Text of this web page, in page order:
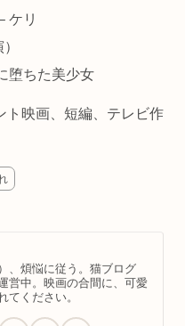
ケリ
堕ちた美少女
ト映画、短編、テレビ作
、煩悩に従う。猫ブログ
営中。映画の合間に、可愛
てください。